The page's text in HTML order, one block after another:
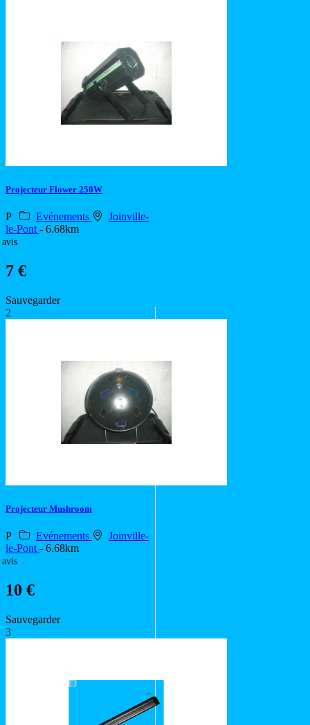
Projecteur Flower 250W
P Evénements
Joinville-
le-Pont - 6.68km
avis
7 €
Sauvegarder
2
Projecteur Mushroom
P Evénements
Joinville-
le-Pont - 6.68km
avis
10 €
Sauvegarder
3